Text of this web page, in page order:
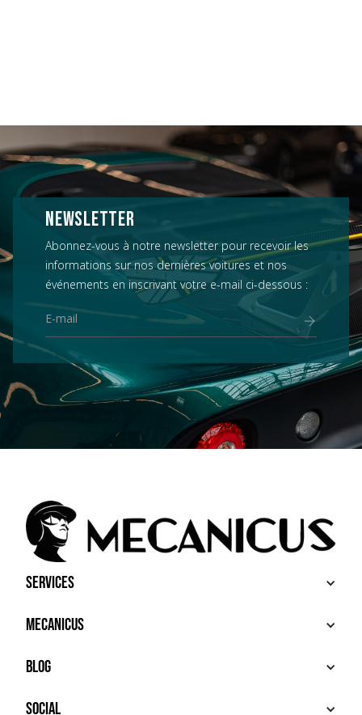
NEWSLETTER
Abonnez-vous à notre newsletter pour recevoir les
informations sur nos dernières voitures et nos
événements en inscrivant votre e-mail ci-dessous :
Services
ACHETER
VENDRE
SERVICES PREMIUM
Mecanicus
À PROPOS
HOUSE MECANICUS
Blog
NEWS
Social